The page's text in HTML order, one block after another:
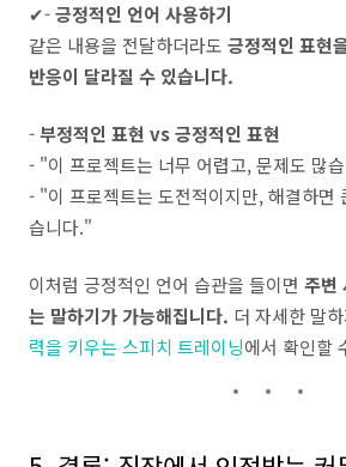
✔-긍정적인 언어 사용하기
같은 내용을 전달하더라도 긍정적인 표현
반응이 달라질 수 있습니다.
-부정적인 표현 vs 긍정적인 표현
- "이 프로젝트는 너무 어렵고, 문제도 많
- "이 프로젝트는 도전적이지만, 해결하면
습니다."
이처럼 긍정적인 언어 습관을 들이면 주변
는 말하기가 가능해집니다. 더 자세한 말
력을 키우는 스피치 트레이닝에서 확인할